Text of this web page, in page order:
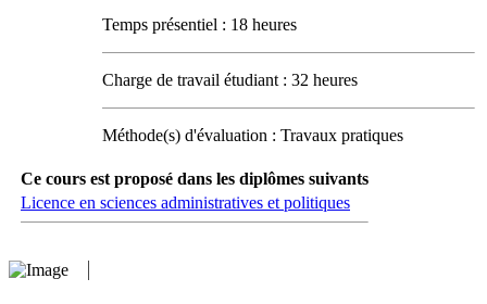
Temps présentiel : 18 heures
Charge de travail étudiant : 32 heures
Méthode(s) d'évaluation : Travaux pratiques
Ce cours est proposé dans les diplômes suivants
Licence en sciences administratives et politiques